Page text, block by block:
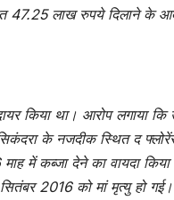
47.25 लाख रुपये दिलाने के
किया था। आरोप लगाया कि
के नजदीक स्थित द
में कब्जा देने का वायदा
2016 को मां मृत्यु हो